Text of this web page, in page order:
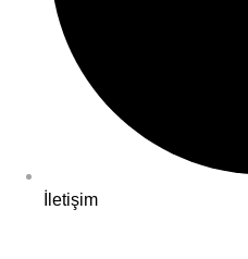
İletişim